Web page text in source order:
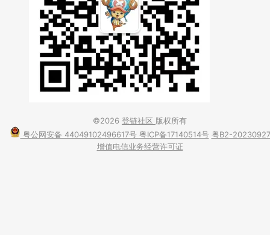
©2026 登链社区 版权所有
粤公网安备 44049102496617号 粤ICP备17140514号 粤B2-20230927
增值电信业务经营许可证